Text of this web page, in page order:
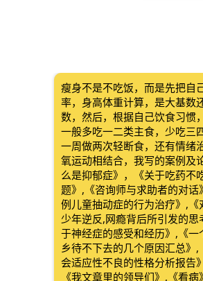
瘦身不是不吃饭，而是先把自
率，身高体重计算，是大基数
数，然后，根据自己饮食习惯
一般多吃一二类主食，少吃三
一周做两次轻断食，还有情绪
氧运动相结合，我写的案例及
么是抑郁症》，《关于吃药不
题》,《咨询师与求助者的对话
例儿童抽动症的行为治疗》,《
少年逆反,网瘾背后所引发的思
于神经症的感受和经历》,《一
乡待不下去的几个原因汇总》,
会适应性不良的性格分析报告
《我文章里的领导们》,《看